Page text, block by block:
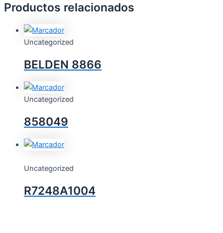
Productos relacionados
Uncategorized
BELDEN 8866
Uncategorized
858049
Uncategorized
R7248A1004